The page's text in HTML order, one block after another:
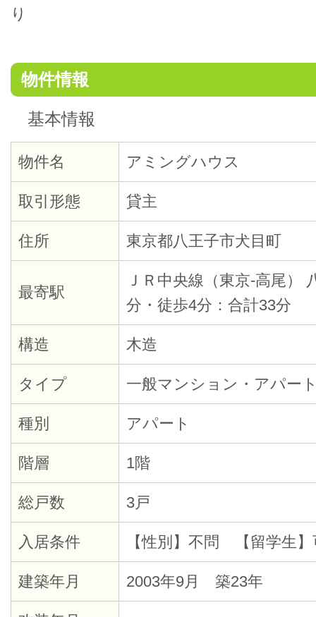
り
物件情報
基本情報
物件名 アミングハウス
取引形態 貸主
住所 東京都八王子市犬目町
最寄駅
ＪＲ中央線（東京-高尾）
分・徒歩4分：合計33分
構造 木造
タイプ 一般マンション・アパー
種別 アパート
階層 1階
総戸数 3戸
入居条件 【性別】不問 【留学生】
建築年月 2003年9月 築23年